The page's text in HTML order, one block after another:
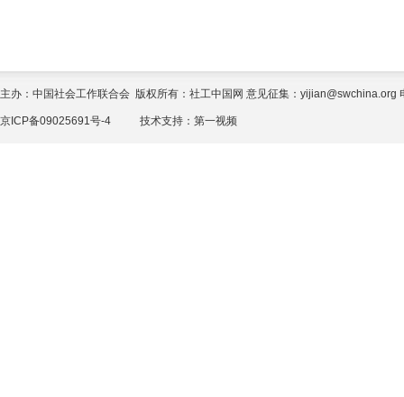
主办：中国社会工作联合会 版权所有：社工中国网 意见征集：yijian@swchina.org
京ICP备09025691号-4 技术支持： 第一视频